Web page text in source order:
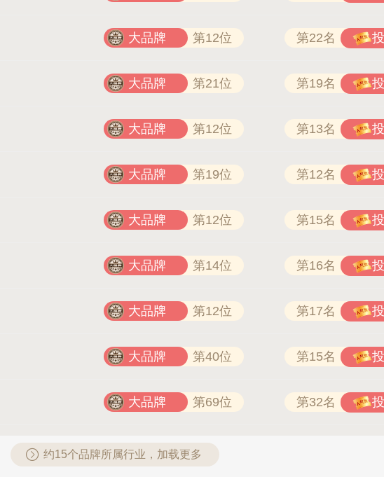
大品牌 第12位 第22名
大品牌 第21位 第19名
大品牌 第12位 第13名
大品牌 第19位 第12名
大品牌 第12位 第15名
大品牌 第14位 第16名
大品牌 第12位 第17名
大品牌 第40位 第15名
大品牌 第69位 第32名
约15个品牌所属行业，加载更多